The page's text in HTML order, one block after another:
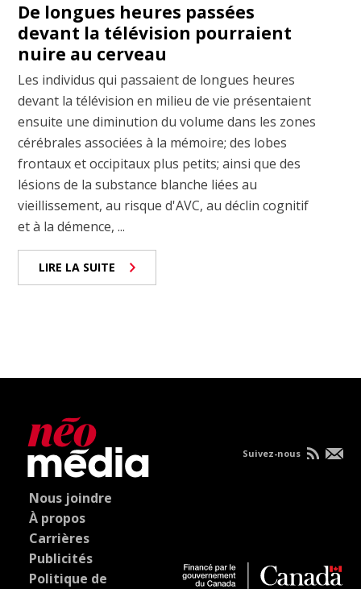
De longues heures passées
devant la télévision pourraient
nuire au cerveau
Les individus qui passaient de longues heures
devant la télévision en milieu de vie présentaient
ensuite une diminution du volume dans les zones
cérébrales associées à la mémoire; des lobes
frontaux et occipitaux plus petits; ainsi que des
lésions de la substance blanche liées au
vieillissement, au risque d'AVC, au déclin cognitif
et à la démence, ...
LIRE LA SUITE
Nous joindre
À propos
Carrières
Publicités
Politique de
Suivez-nous